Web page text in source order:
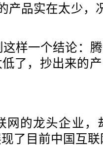
产品实在太少，
一个结论：腾
了，抄出来的
的龙头企业，
了目前中国互